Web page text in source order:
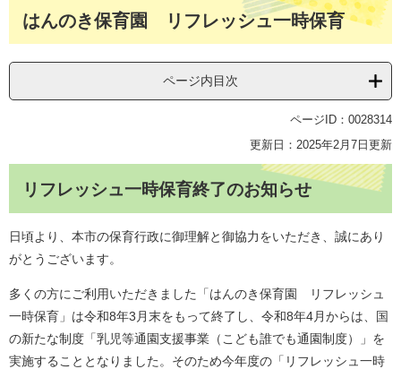
はんのき保育園 リフレッシュ一時保育
ページ内目次
ページID：0028314
更新日：2025年2月7日更新
リフレッシュ一時保育終了のお知らせ
日頃より、本市の保育行政に御理解と御協力をいただき、誠にあり
がとうございます。
多くの方にご利用いただきました「はんのき保育園 リフレッシュ
一時保育」は令和8年3月末をもって終了し、令和8年4月からは、国
の新たな制度「乳児等通園支援事業（こども誰でも通園制度）」を
実施することとなりました。そのため今年度の「リフレッシュ一時